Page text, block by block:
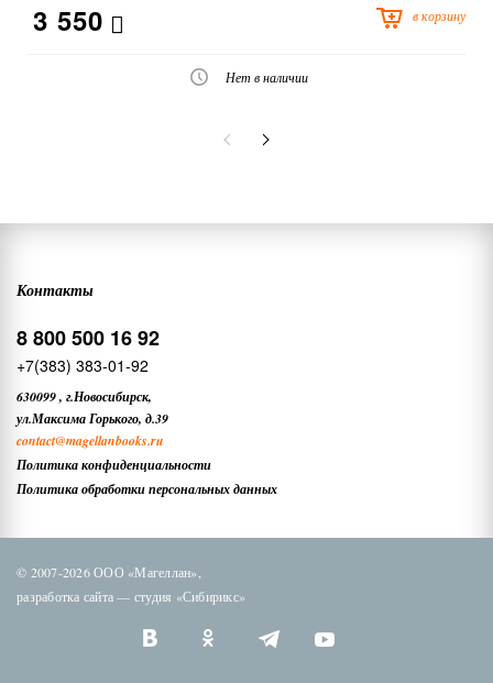
3 550 в корзину
Нет в наличии
Контакты
8 800 500 16 92
+7(383) 383-01-92
630099, г.Новосибирск,
ул.Максима Горького, д.39
contact@magellanbooks.ru
Политика конфиденциальности
Политика обработки персональных данных
© 2007-2026 ООО «Магеллан»,
разработка сайта — студия «Сибирикс»